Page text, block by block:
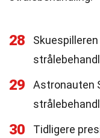
28 Skuespilleren
29
Astronauten
30
Tidligere